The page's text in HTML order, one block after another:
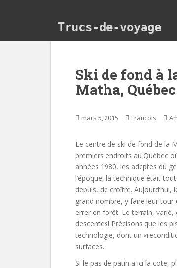
Trucs-de-voyage
Ski de fond à
Matha, Québec
mars 5, 2015 Francois
Le centre de ski de fond de la
premiers endroits au Québec
années 1980, les adeptes du
l’époque, la technique était
depuis, de croître.
grand nombre, y faire leur tour
errer en forêt. Le terrain,
descentes! Précisons que les
technologie, dont un
surfaces.
Si le pas de patin a ici la cote,